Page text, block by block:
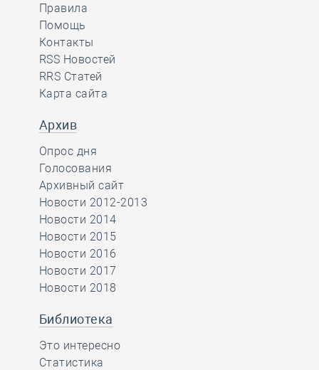
Правила
Помощь
Контакты
RSS Новостей
RRS Статей
Карта сайта
Архив
Опрос дня
Голосования
Архивный сайт
Новости 2012-2013
Новости 2014
Новости 2015
Новости 2016
Новости 2017
Новости 2018
Библиотека
Это интересно
Статистика